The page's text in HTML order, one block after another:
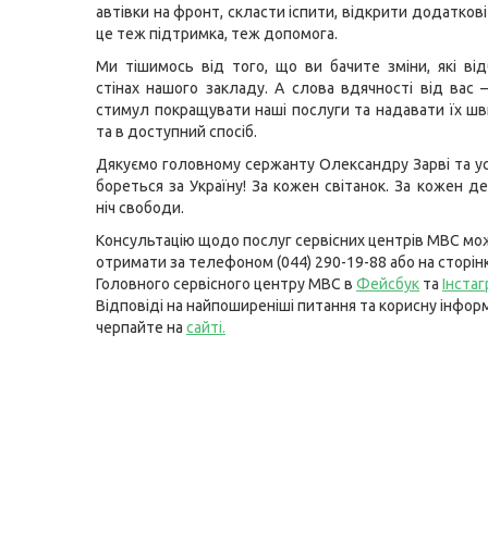
автівки на фронт, скласти іспити, відкрити додаткові
це теж підтримка, теж допомога.
Ми тішимось від того, що ви бачите зміни, які
стінах нашого закладу. А слова вдячності від вас
стимул покращувати наші послуги та надавати їх
та в доступний спосіб.
Дякуємо головному сержанту Олександру Зарві та
бореться за Україну! За кожен світанок. За кожен
ніч свободи.
Консультацію щодо послуг сервісних центрів МВС
отримати за телефоном (044) 290-19-88 або на
Головного сервісного центру МВС в Фейсбук та
Відповіді на найпоширеніші питання та корисну
черпайте на сайті.